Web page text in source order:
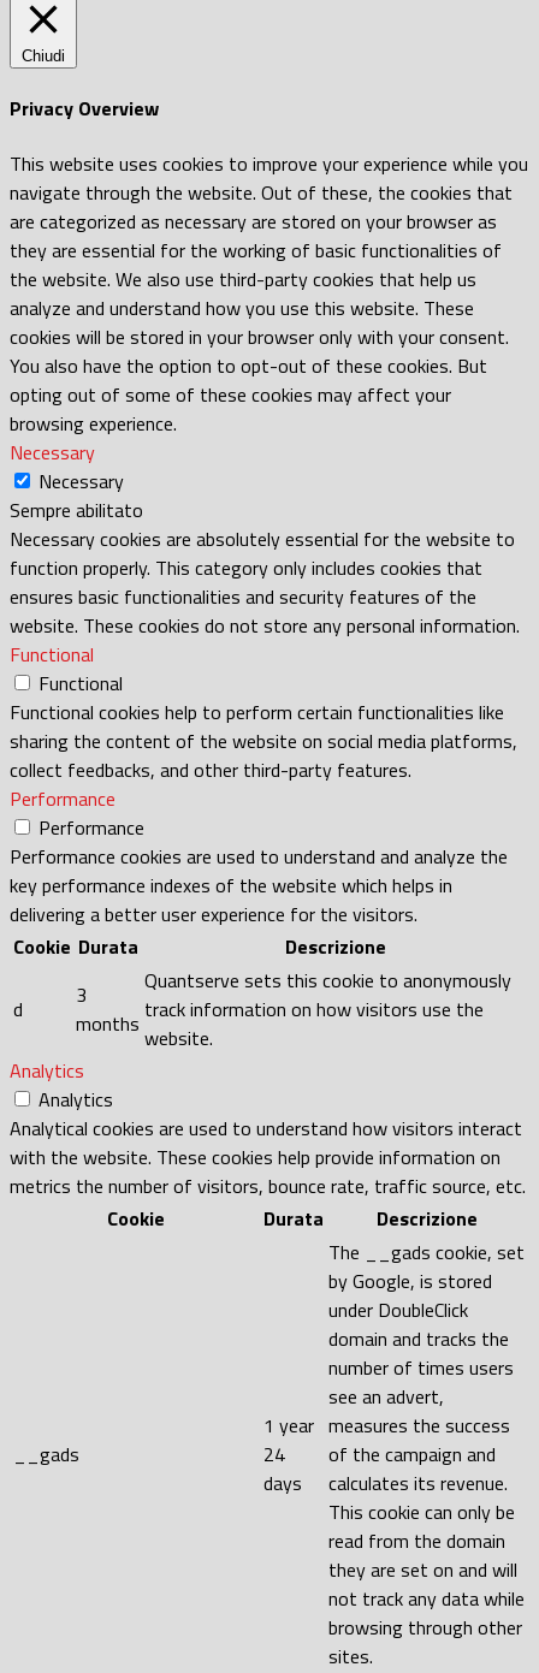
Chiudi
Privacy Overview
This website uses cookies to improve your experience while you
navigate through the website. Out of these, the cookies that
are categorized as necessary are stored on your browser as
they are essential for the working of basic functionalities of
the website. We also use third-party cookies that help us
analyze and understand how you use this website. These
cookies will be stored in your browser only with your consent.
You also have the option to opt-out of these cookies. But
opting out of some of these cookies may affect your
browsing experience.
Necessary
Necessary
Sempre abilitato
Necessary cookies are absolutely essential for the website to
function properly. This category only includes cookies that
ensures basic functionalities and security features of the
website. These cookies do not store any personal information.
Functional
Functional
Functional cookies help to perform certain functionalities like
sharing the content of the website on social media platforms,
collect feedbacks, and other third-party features.
Performance
Performance
Performance cookies are used to understand and analyze the
key performance indexes of the website which helps in
delivering a better user experience for the visitors.
Cookie Durata Descrizione
d
3
months
Quantserve sets this cookie to anonymously
track information on how visitors use the
website.
Analytics
Analytics
Analytical cookies are used to understand how visitors interact
with the website. These cookies help provide information on
metrics the number of visitors, bounce rate, traffic source, etc.
Cookie
Durata Descrizione
__gads
1 year
24
days
The __gads cookie, set
by Google, is stored
under DoubleClick
domain and tracks the
number of times users
see an advert,
measures the success
of the campaign and
calculates its revenue.
This cookie can only be
read from the domain
they are set on and will
not track any data while
browsing through other
sites.